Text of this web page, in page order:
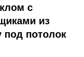
с
из
потолок